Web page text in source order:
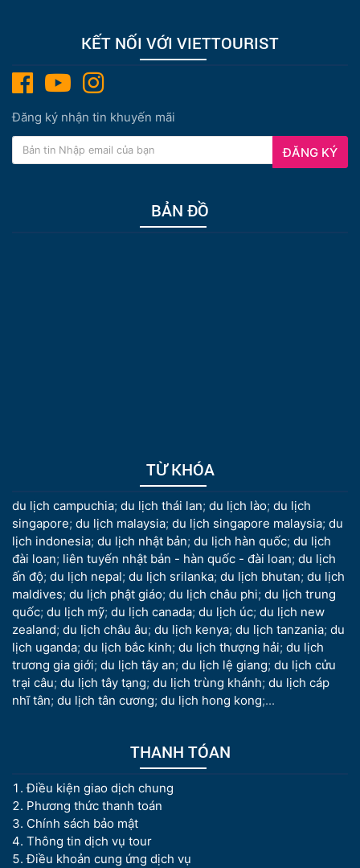
KẾT NỐI VỚI VIETTOURIST
Đăng ký nhận tin khuyến mãi
ĐĂNG KÝ
BẢN ĐỒ
TỪ KHÓA
du lịch campuchia; du lịch thái lan; du lịch lào; du lịch
singapore; du lịch malaysia; du lịch singapore malaysia; du
lịch indonesia; du lịch nhật bản; du lịch hàn quốc; du lịch
đài loan; liên tuyến nhật bản - hàn quốc - đài loan; du lịch
ấn độ; du lịch nepal; du lịch srilanka; du lịch bhutan; du lịch
maldives; du lịch phật giáo; du lịch châu phi; du lịch trung
quốc; du lịch mỹ; du lịch canada; du lịch úc; du lịch new
zealand; du lịch châu âu; du lịch kenya; du lịch tanzania; du
lịch uganda; du lịch bắc kinh; du lịch thượng hải; du lịch
trương gia giới; du lịch tây an; du lịch lệ giang; du lịch cửu
trại câu; du lịch tây tạng; du lịch trùng khánh; du lịch cáp
nhĩ tân; du lịch tân cương; du lịch hong kong;...
THANH TÓAN
Điều kiện giao dịch chung
Phương thức thanh toán
Chính sách bảo mật
Thông tin dịch vụ tour
Điều khoản cung ứng dịch vụ